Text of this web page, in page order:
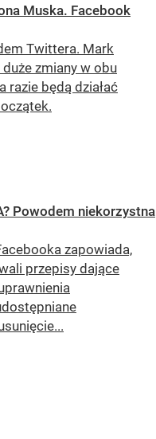
Muska. Facebook
Twittera. Mark
zmiany w obu
razie będą działać
Powodem niekorzystna
zapowiada,
przepisy dające